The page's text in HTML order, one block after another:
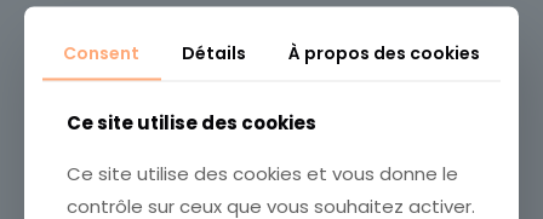
Consent Détails À propos des cookies
Ce site utilise des cookies
Ce site utilise des cookies et vous donne le
contrôle sur ceux que vous souhaitez activer.